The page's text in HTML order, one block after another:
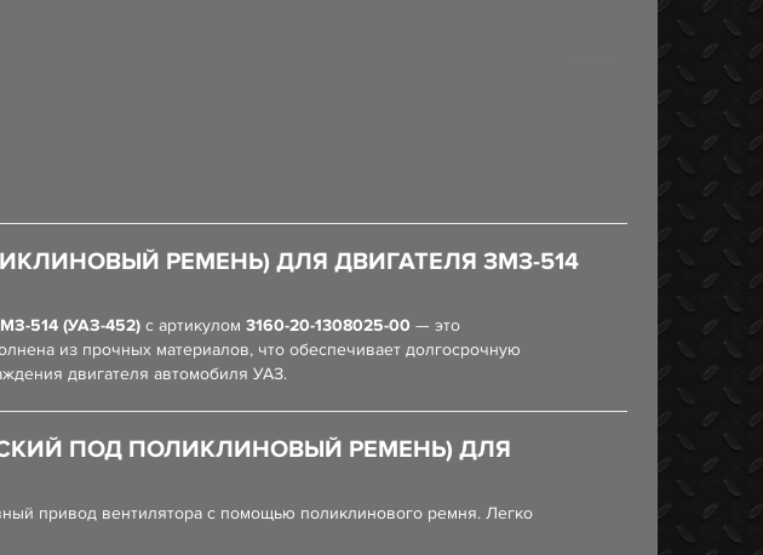
РЕМЕНЬ) ДЛЯ ДВИГАТЕЛЯ ЗМЗ-514
514 (УАЗ-452) с артикулом 3160-20-1308025-00 — это
из прочных материалов, что обеспечивает долгосрочную
двигателя автомобиля УАЗ.
ПОД ПОЛИКЛИНОВЫЙ РЕМЕНЬ) ДЛЯ
привод вентилятора с помощью поликлинового ремня. Легко